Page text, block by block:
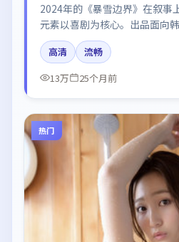
2024年的《暴雪边界》在叙事
元素以喜剧为核心。出品面向
唯、白宇、易烊千玺、肖战所
尾留白引发讨论。
高清
流畅
13万
25个月前
热门